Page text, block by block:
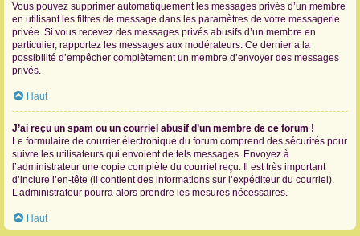
Vous pouvez supprimer automatiquement les messages privés d’un membre
en utilisant les filtres de message dans les paramètres de votre messagerie
privée. Si vous recevez des messages privés abusifs d’un membre en
particulier, rapportez les messages aux modérateurs. Ce dernier a la
possibilité d’empêcher complètement un membre d’envoyer des messages
privés.
Haut
J’ai reçu un spam ou un courriel abusif d’un membre de ce forum !
Le formulaire de courrier électronique du forum comprend des sécurités pour
suivre les utilisateurs qui envoient de tels messages. Envoyez à
l’administrateur une copie complète du courriel reçu. Il est très important
d’inclure l’en-tête (il contient des informations sur l’expéditeur du courriel).
L’administrateur pourra alors prendre les mesures nécessaires.
Haut